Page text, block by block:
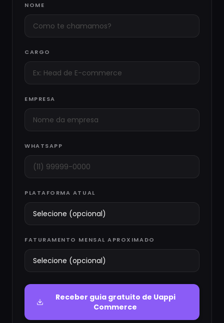
NOME
CARGO
EMPRESA
WHATSAPP
PLATAFORMA ATUAL
FATURAMENTO MENSAL APROXIMADO
Receber guia gratuito de Uappi
Commerce